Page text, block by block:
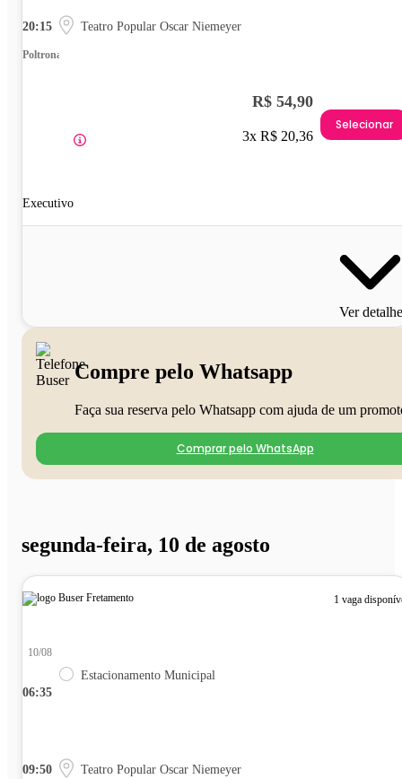
20:15 Teatro Popular Oscar Niemeyer
Poltrona
Executivo
R$ 54,90
3x R$ 20,36
Selecionar
Ver
Compre pelo Whatsapp
Faça sua reserva pelo Whatsapp com ajuda de um
Comprar pelo WhatsApp
segunda-feira, 10 de agosto
1 vaga
06:35
10/08
Estacionamento Municipal
09:50 Teatro Popular Oscar Niemeyer